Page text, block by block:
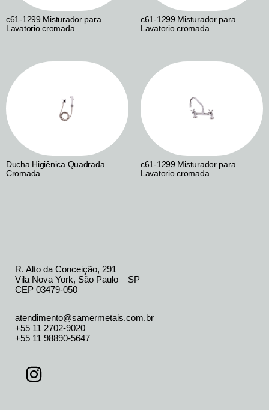
c61-1299 Misturador para
Lavatorio cromada
c61-1299 Misturador para
Lavatorio cromada
Ducha Higiênica Quadrada
Cromada
c61-1299 Misturador para
Lavatorio cromada
R. Alto da Conceição, 291
Vila Nova York, São Paulo – SP
CEP 03479-050
atendimento@samermetais.com.br
+55 11 2702-9020
+55 11 98890-5647